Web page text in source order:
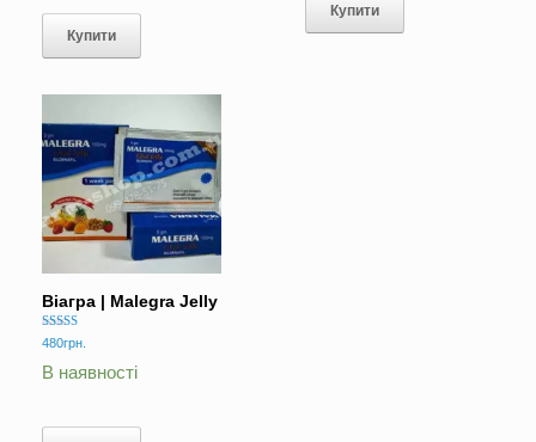
Купити
Купити
Віагра | Malegra Jelly
Оцінено в
з 5
480грн.
В наявності